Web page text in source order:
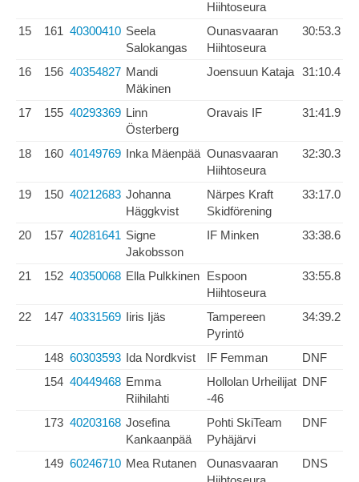
Hiihtoseura
15 161 40300410 Seela
Salokangas
Ounasvaaran
Hiihtoseura
30:53.3
16 156 40354827 Mandi
Mäkinen
Joensuun Kataja 31:10.4
17 155 40293369 Linn
Österberg
Oravais IF 31:41.9
18 160 40149769 Inka Mäenpää Ounasvaaran
Hiihtoseura
32:30.3
19 150 40212683 Johanna
Häggkvist
Närpes Kraft
Skidförening
33:17.0
20 157 40281641 Signe
Jakobsson
IF Minken 33:38.6
21 152 40350068 Ella Pulkkinen Espoon
Hiihtoseura
33:55.8
22 147 40331569 Iiris Ijäs
Tampereen
Pyrintö
34:39.2
148 60303593 Ida Nordkvist IF Femman
DNF
154 40449468 Emma
Riihilahti
Hollolan Urheilijat
-46
DNF
173 40203168 Josefina
Kankaanpää
Pohti SkiTeam
Pyhäjärvi
DNF
149 60246710 Mea Rutanen
Ounasvaaran
DNS